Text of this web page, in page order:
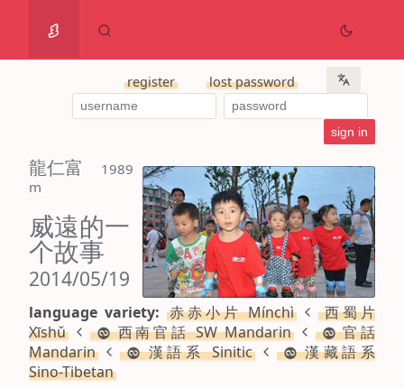
register lost password
龍仁富
1989
m
威遠的一
个故事
2014/05/19
language variety: 赤赤小片 Mínchì
西蜀片
Xīshǔ
西南官話 SW Mandarin
官話
Mandarin
漢語系 Sinitic
漢藏語系
Sino-Tibetan